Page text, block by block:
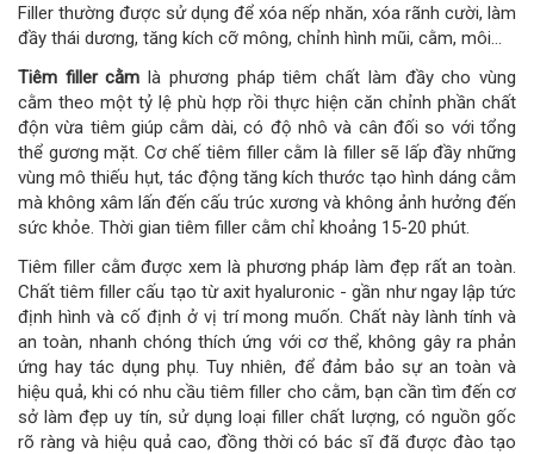
Filler thường được sử dụng để xóa nếp nhăn, xóa rãnh cười, làm
đầy thái dương, tăng kích cỡ mông, chỉnh hình mũi, cằm, môi...
Tiêm filler cằm là phương pháp tiêm chất làm đầy cho vùng
cằm theo một tỷ lệ phù hợp rồi thực hiện căn chỉnh phần chất
độn vừa tiêm giúp cằm dài, có độ nhô và cân đối so với tổng
thể gương mặt. Cơ chế tiêm filler cằm là filler sẽ lấp đầy những
vùng mô thiếu hụt, tác động tăng kích thước tạo hình dáng cằm
mà không xâm lấn đến cấu trúc xương và không ảnh hưởng đến
sức khỏe. Thời gian tiêm filler cằm chỉ khoảng 15-20 phút.
Tiêm filler cằm được xem là phương pháp làm đẹp rất an toàn.
Chất tiêm filler cấu tạo từ axit hyaluronic - gần như ngay lập tức
định hình và cố định ở vị trí mong muốn. Chất này lành tính và
an toàn, nhanh chóng thích ứng với cơ thể, không gây ra phản
ứng hay tác dụng phụ. Tuy nhiên, để đảm bảo sự an toàn và
hiệu quả, khi có nhu cầu tiêm filler cho cằm, bạn cần tìm đến cơ
sở làm đẹp uy tín, sử dụng loại filler chất lượng, có nguồn gốc
rõ ràng và hiệu quả cao, đồng thời có bác sĩ đã được đào tạo